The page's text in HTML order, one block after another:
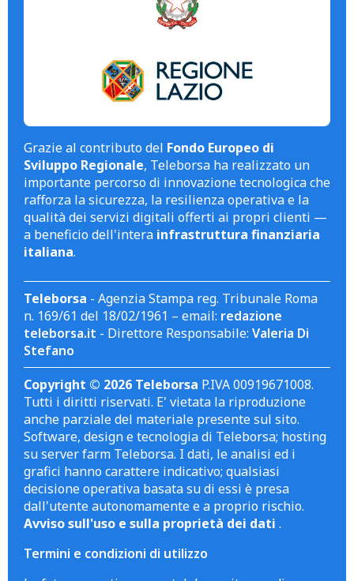
Grazie al contributo del Fondo Europeo di
Sviluppo Regionale, Teleborsa ha realizzato un
importante percorso di innovazione tecnologica che
rafforza la sicurezza, la resilienza operativa e la
qualità dei servizi digitali offerti ai propri clienti —
a beneficio dell'intera infrastruttura finanziaria
italiana.
Teleborsa - Agenzia Stampa reg. Tribunale Roma
n. 169/61 del 18/02/1961 – email: redazione
teleborsa.it - Direttore Responsabile: Valeria Di
Stefano
Copyright © 2026 Teleborsa P.IVA 00919671008.
Tutti i diritti riservati. E' vietata la riproduzione
anche parziale del materiale presente sul sito.
Software, design e tecnologia di Teleborsa; hosting
su server farm Teleborsa. I dati, le analisi ed i
grafici hanno carattere indicativo; qualsiasi
decisione operativa basata su di essi è presa
dall'utente autonomamente e a proprio rischio.
Avviso sull'uso e sulla proprietà dei dati .
Termini e condizioni di utilizzo